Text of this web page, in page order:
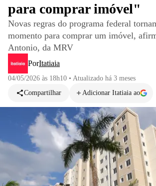
para comprar imóvel"
Novas regras do programa federal
momento para comprar um imóvel,
Antonio, da MRV
PorItatiaia
04/05/2026 às 18h10 • Atualizado há 3 meses
Compartilhar
Adicionar Itatiaia ao